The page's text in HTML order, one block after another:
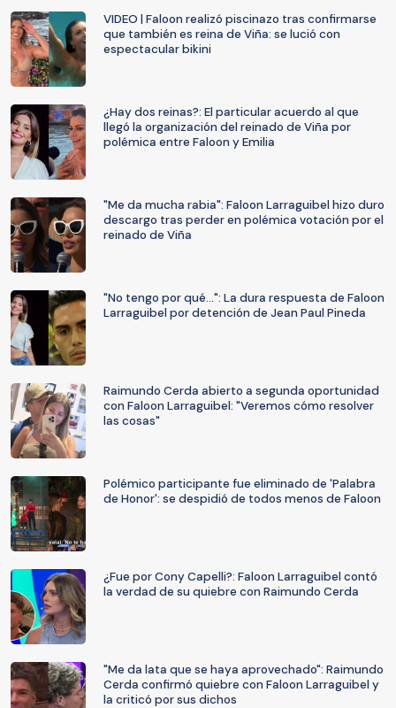
VIDEO | Faloon realizó piscinazo tras confirmarse
que también es reina de Viña: se lució con
espectacular bikini
¿Hay dos reinas?: El particular acuerdo al que
llegó la organización del reinado de Viña por
polémica entre Faloon y Emilia
"Me da mucha rabia": Faloon Larraguibel hizo duro
descargo tras perder en polémica votación por el
reinado de Viña
"No tengo por qué...": La dura respuesta de Faloon
Larraguibel por detención de Jean Paul Pineda
Raimundo Cerda abierto a segunda oportunidad
con Faloon Larraguibel: "Veremos cómo resolver
las cosas"
Polémico participante fue eliminado de 'Palabra
de Honor': se despidió de todos menos de Faloon
¿Fue por Cony Capelli?: Faloon Larraguibel contó
la verdad de su quiebre con Raimundo Cerda
"Me da lata que se haya aprovechado": Raimundo
Cerda confirmó quiebre con Faloon Larraguibel y
la criticó por sus dichos